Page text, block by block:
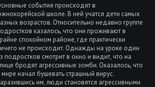
события происходят в
школе. В ней учатся дети самых
возрастов. Относительно недавно группе
казалось, что они проживают в
спокойном районе, где практически
не происходит. Однажды на уроке один
подростков смотрит в окно и видит, что на
бродят агрессивные зомби. Оказалось, что
мире начал бушевать страшный вирус.
им, люди становятся агрессивными